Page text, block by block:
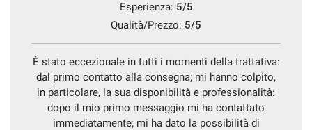
Esperienza: 5/5
Qualità/Prezzo: 5/5
È stato eccezionale in tutti i momenti della trattativa:
dal primo contatto alla consegna; mi hanno colpito,
in particolare, la sua disponibilità e professionalità:
dopo il mio primo messaggio mi ha contattato
immediatamente; mi ha dato la possibilità di